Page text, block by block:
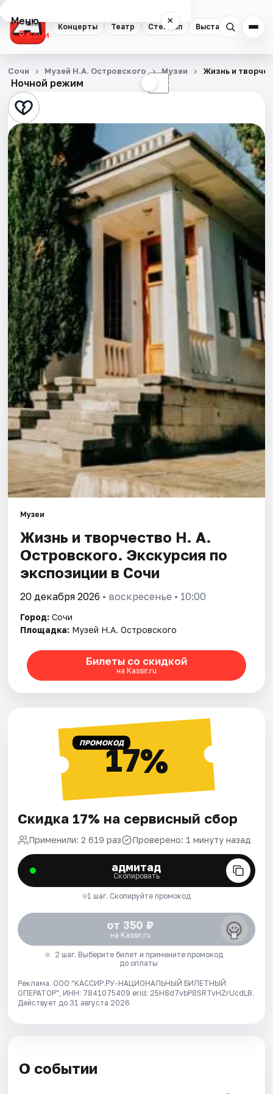
Концерты Театр Стендап Выставки
Меню ×
Сочи
Концерты
Театр
Стендап
Выставки
Квесты
Экскурсии
Спорт
События
Города
Площадки
Артисты
Рейтинги
Ночной режим ☾
Сочи Музей Н.А. Островского Музеи Жизнь и
Музеи
Жизнь и творчество Н. А.
Островского. Экскурсия по
экспозиции в Сочи
20 декабря 2026 • воскресенье • 10:00
Город: Сочи
Площадка: Музей Н.А. Островского
Билеты со скидкой
на Kassir.ru
ПРОМОКОД17%
Скидка 17% на сервисный сбор
Применили: 2 619 раз Проверено: 1 минуту назад
адмитад
Скопировать
1 шаг. Скопируйте промокод
от 350 ₽
на Kassir.ru
2 шаг. Выберите билет и примените промокод
до оплаты
Реклама. ООО "КАССИР.РУ-НАЦИОНАЛЬНЫЙ БИЛЕТНЫЙ
ОПЕРАТОР", ИНН: 7841075409 erid: 25H8d7vbP8SRTvHZrUcdLB.
Действует до 31 августа 2026
О событии